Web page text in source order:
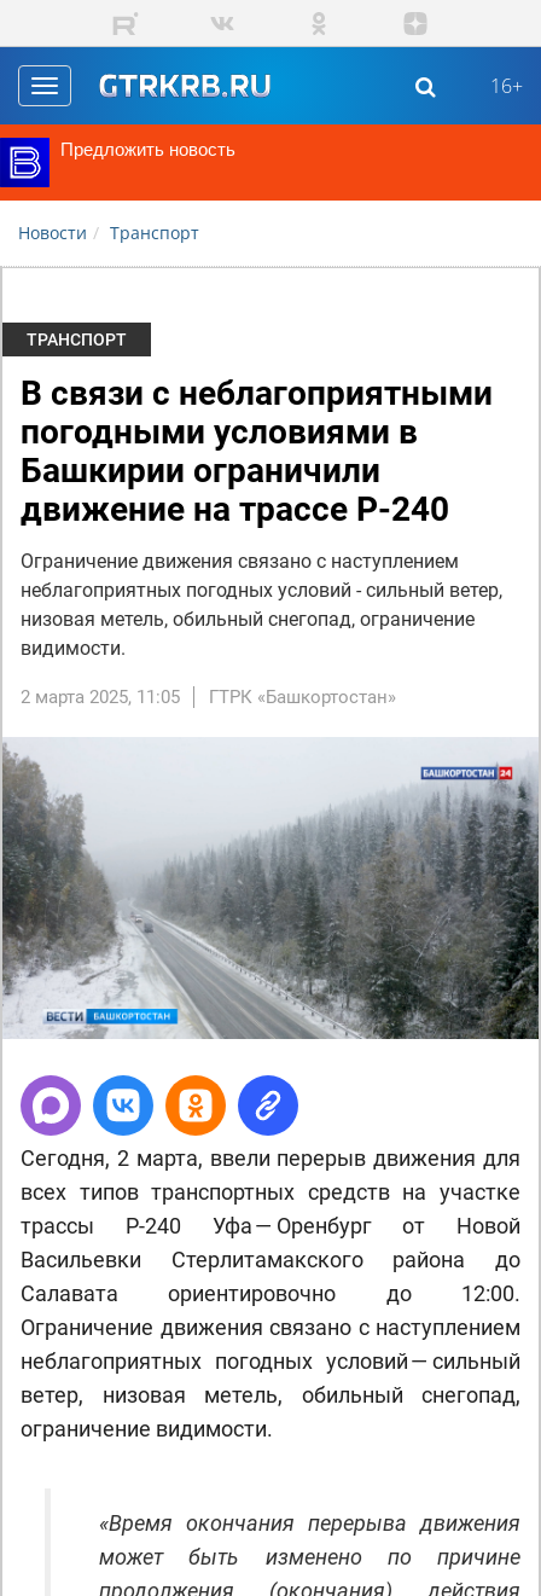
Перейти к основному содержанию
Toggle
navigation
16+
Предложить новость
Новости Транспорт
ТРАНСПОРТ
В связи с неблагоприятными
погодными условиями в
Башкирии ограничили
движение на трассе Р-240
Ограничение движения связано с наступлением
неблагоприятных погодных условий - сильный ветер,
низовая метель, обильный снегопад, ограничение
видимости.
2 марта 2025, 11:05 ГТРК «Башкортостан»
Сегодня, 2 марта, ввели перерыв движения для
всех типов транспортных средств на участке
трассы Р-240 Уфа — Оренбург от Новой
Васильевки Стерлитамакского района до
Салавата ориентировочно до 12:00.
Ограничение движения связано с наступлением
неблагоприятных погодных условий — сильный
ветер, низовая метель, обильный снегопад,
ограничение видимости.
«Время окончания перерыва движения
может быть изменено по причине
продолжения (окончания) действия